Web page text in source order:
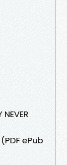
ePub